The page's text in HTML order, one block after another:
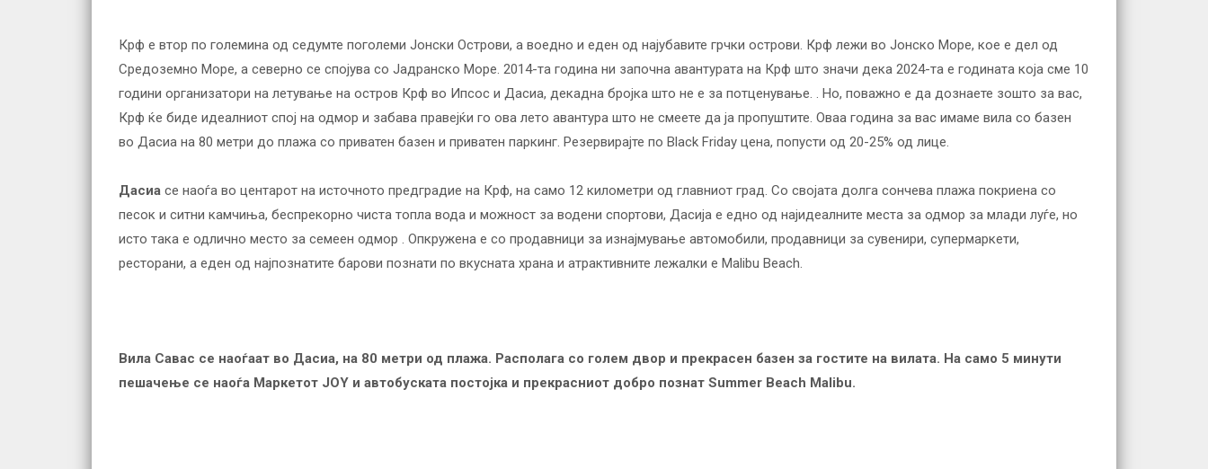
Крф e втор по големина од седумте поголеми Јонски Острови, а воедно и еден од најубавите грчки острови. Крф лежи во Јонско Море, кое е дел од
Средоземно Море, а северно се спојува со Јадранско Море. 2014-та година ни започна авантурата на Крф што значи дека 2024-та е годината која сме 10
години организатори на летување на остров Крф во Ипсос и Дасиа, декадна бројка што не е за потценување. . Но, поважно е да дознаете зошто за вас,
Крф ќе биде идеалниот спој на одмор и забава правејќи го ова лето авантура што не смеете да ја пропуштите. Оваа година за вас имаме вила со базен
во Дасиа на 80 метри до плажа со приватен базен и приватен паркинг. Резервирајте по Black Friday цена, попусти од 20-25% од лице.
Дасиа се наоѓа во центарот на источното предградие на Крф, на само 12 километри од главниот град. Со својата долга сончева плажа покриена со
песок и ситни камчиња, беспрекорно чиста топла вода и можност за водени спортови, Дасија е едно од најидеалните места за одмор за млади луѓе, но
исто така е одлично место за семеен одмор . Опкружена е со продавници за изнајмување автомобили, продавници за сувенири, супермаркети,
ресторани, а еден од најпознатите барови познати по вкусната храна и атрактивните лежалки е Malibu Beach.
Вила Савас се наоѓаат во Дасиа, на 80 метри од плажа. Располага со голем двор и прекрасен базен за гостите на вилата. На само 5 минути
пешачење се наоѓа Маркетот JOY и автобуската постојка и прекрасниот добро познат Summer Beach Malibu.